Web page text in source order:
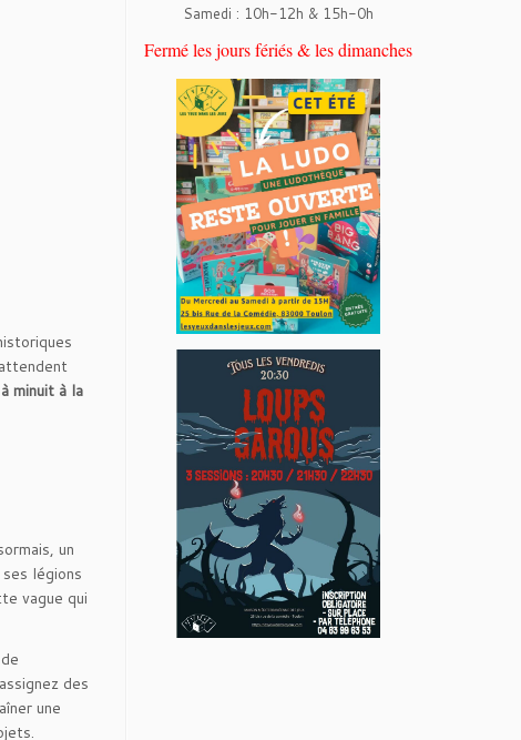
minuit à la
un
légions
vague qui
des
une
Samedi : 10h-12h & 15h-0h
Fermé les jours fériés & les dimanches